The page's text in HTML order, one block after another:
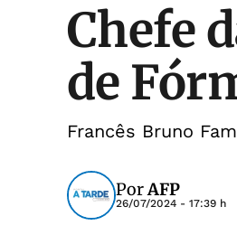
Chefe
de
Francês Bruno
PorAFP
26/07/2024 - 17:39 h